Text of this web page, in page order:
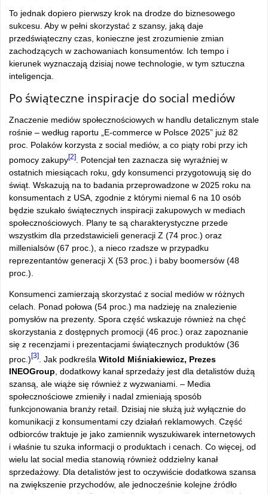
To jednak dopiero pierwszy krok na drodze do biznesowego
sukcesu. Aby w pełni skorzystać z szansy, jaką daje
przedświąteczny czas, konieczne jest zrozumienie zmian
zachodzących w zachowaniach konsumentów. Ich tempo i
kierunek wyznaczają dzisiaj nowe technologie, w tym sztuczna
inteligencja.
Po świąteczne inspiracje do social mediów
Znaczenie mediów społecznościowych w handlu detalicznym stale
rośnie – według raportu „E-commerce w Polsce 2025” już 82
proc. Polaków korzysta z social mediów, a co piąty robi przy ich
pomocy zakupy[2]
. Potencjał ten zaznacza się wyraźniej w
ostatnich miesiącach roku, gdy konsumenci przygotowują się do
świąt. Wskazują na to badania przeprowadzone w 2025 roku na
konsumentach z USA, zgodnie z którymi niemal 6 na 10 osób
będzie szukało świątecznych inspiracji zakupowych w mediach
społecznościowych. Plany te są charakterystyczne przede
wszystkim dla przedstawicieli generacji Z (74 proc.) oraz
millenialsów (67 proc.), a nieco rzadsze w przypadku
reprezentantów generacji X (53 proc.) i baby boomersów (48
proc.).
Konsumenci zamierzają skorzystać z social mediów w różnych
celach. Ponad połowa (54 proc.) ma nadzieję na znalezienie
pomysłów na prezenty. Spora część wskazuje również na chęć
skorzystania z dostępnych promocji (46 proc.) oraz zapoznanie
się z recenzjami i prezentacjami świątecznych produktów (36
proc.)[3] . Jak podkreśla Witold Miśniakiewicz, Prezes
INEOGroup, dodatkowy kanał sprzedaży jest dla detalistów dużą
szansą, ale wiąże się również z wyzwaniami. – Media
społecznościowe zmieniły i nadal zmieniają sposób
funkcjonowania branży retail. Dzisiaj nie służą już wyłącznie do
komunikacji z konsumentami czy działań reklamowych. Część
odbiorców traktuje je jako zamiennik wyszukiwarek internetowych
i właśnie tu szuka informacji o produktach i cenach. Co więcej, od
wielu lat social media stanowią również oddzielny kanał
sprzedażowy. Dla detalistów jest to oczywiście dodatkowa szansa
na zwiększenie przychodów, ale jednocześnie kolejne źródło